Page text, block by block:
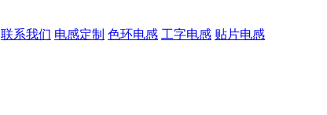
联系我们 电感定制 色环电感 工字电感 贴片电感